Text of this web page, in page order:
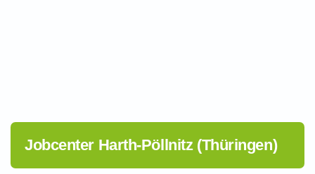
Jobcenter Harth-Pöllnitz (Thüringen)